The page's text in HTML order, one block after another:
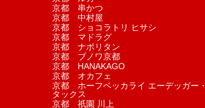
京都 串かつ
京都 中村屋
京都 ショコラトリ ヒサシ
京都 マドラグ
京都 ナポリタン
京都 ブノワ京都
京都 HANAKAGO
京都 オカフェ
京都 ホーフベッカライ エーデッガー・
タックス
京都 祇園 川上